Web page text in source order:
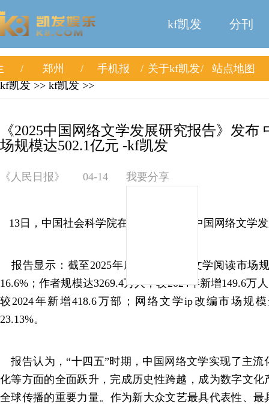
kf凯发 分刊
郑州 手机报 关于kf凯发
站点地图
kf凯发 >> kf凯发 >>
《2025中国网络文学发展研究报告》发布
场规模达502.1亿元 -kf凯发
《人民日报》 04-14 我要分享
13日，中国社会科学院在京发布《2025中国网络文学
报告显示：截至2025年底，中国网络文学阅读市场
16.6%；作者规模达3269.4万人，较2024年新增149.6万
较2024年新增418.6万部；网络文学ip改编市场规
23.13%。
报告认为，“十四五”时期，中国网络文学实现了主流
化等方面的全面跃升，完成历史性跨越，成为数字文
全球传播的重要力量。作为新大众文艺最具代表性、最